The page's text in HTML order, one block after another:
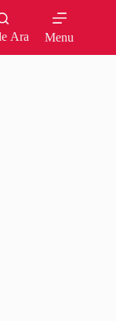
Ara Menu